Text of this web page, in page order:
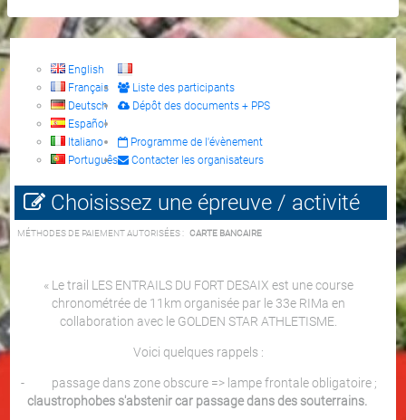
English
Français
Deutsch
Español
Italiano
Português
Liste des participants
Dépôt des documents + PPS
Programme de l'évènement
Contacter les organisateurs
Choisissez une épreuve / activité
MÉTHODES DE PAIEMENT AUTORISÉES : CARTE BANCAIRE
« Le trail LES ENTRAILS DU FORT DESAIX est une course
chronométrée de 11km organisée par le 33e RIMa en
collaboration avec le GOLDEN STAR ATHLETISME.
Voici quelques rappels :
- passage dans zone obscure => lampe frontale obligatoire ;
claustrophobes s'abstenir car passage dans des souterrains.